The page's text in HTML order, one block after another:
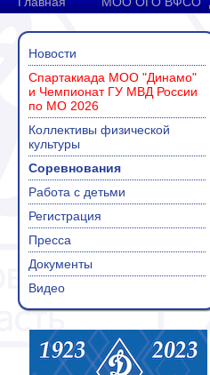
Новости
Спартакиада МОО "Динамо"
и Чемпионат ГУ МВД России
по МО 2026
Коллективы физической
культуры
Соревнования
Работа с детьми
Регистрация
Пресса
Документы
Видео